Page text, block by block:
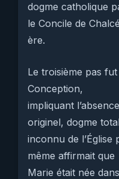
dogme catholique
le Concile de
ère.
Le troisième pas
Conception,
impliquant
originel, dogme
inconnu de l’Église
même affirmait que
Marie était née